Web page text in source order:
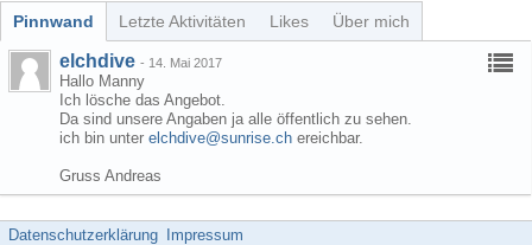
Pinnwand Letzte Aktivitäten Likes Über mich
elchdive - 14. Mai 2017
Hallo Manny
Ich lösche das Angebot.
Da sind unsere Angaben ja alle öffentlich zu sehen.
ich bin unter elchdive@sunrise.ch ereichbar.
Gruss Andreas
Datenschutzerklärung Impressum